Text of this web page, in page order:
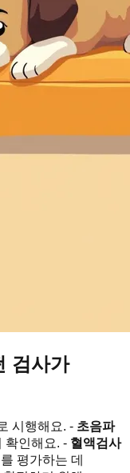
검사가
시행해요. - 초음파
확인해요. - 혈액검사
평가하는 데